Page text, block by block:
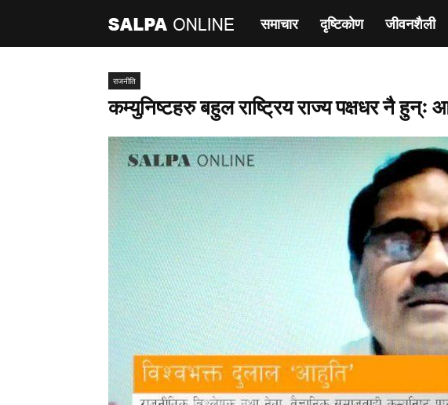
साल्पा
समाचार दृष्टिकाेण जीवनशैली
राजनीति
कम्युनिष्टहरु बहुल राष्ट्रिय राज्य पक्षधर नै हुन्ः